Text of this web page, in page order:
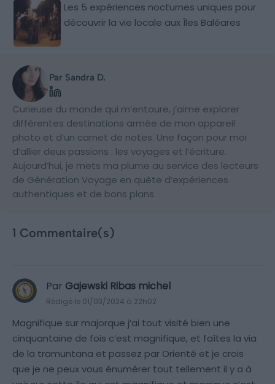
Les 5 expériences nocturnes uniques pour
découvrir la vie locale aux Îles Baléares
Par Sandra D.
Curieuse du monde qui m’entoure, j’aime explorer
différentes destinations armée de mon appareil
photo et d’un carnet de notes. Une façon pour moi
d’allier deux passions : les voyages et l’écriture.
Aujourd’hui, je mets ma plume au service des lecteurs
de Génération Voyage en quête d’expériences
authentiques et de bons plans.
1 Commentaire(s)
Par Gajewski Ribas michel
Rédigé le 01/03/2024 à 22h02
Magnifique sur majorque j’ai tout visité bien une
cinquantaine de fois c’est magnifique, et faîtes la via
de la tramuntana et passez par Orienté et je crois
que je ne peux vous énumérer tout tellement il y a à